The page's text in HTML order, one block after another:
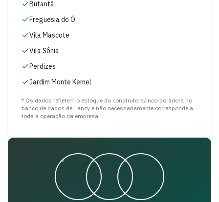
Butantã
Freguesia do Ó
Vila Mascote
Vila Sônia
Perdizes
Jardim Monte Kemel
* Os dados refletem o estoque da construtora/incorporadora no
banco de dados da Lanzy e não necessariamente corresponde a
toda a operação da empresa.